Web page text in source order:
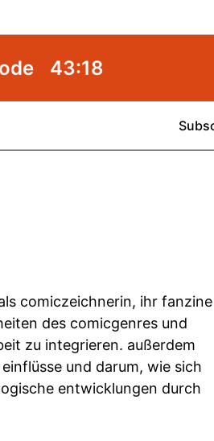
comiczeichnerin, ihr fanzine
des comicgenres und
zu integrieren. außerdem
und darum, wie sich
entwicklungen durch